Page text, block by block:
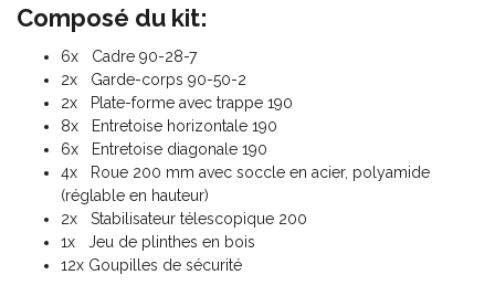
Composé du kit:
6x Cadre 90-28-7
2x Garde-corps 90-50-2
2x Plate-forme avec trappe 190
8x Entretoise horizontale 190
6x Entretoise diagonale 190
4x Roue 200 mm avec soccle en acier, polyamide
(réglable en hauteur)
2x Stabilisateur télescopique 200
1x Jeu de plinthes en bois
12x Goupilles de sécurité